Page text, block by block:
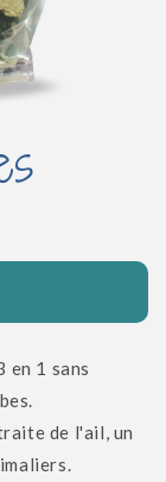
en 1 sans
de l'ail, un